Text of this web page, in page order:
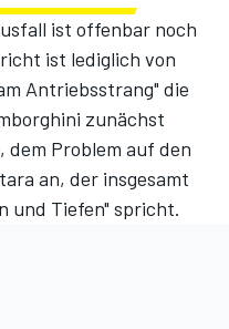
ist offenbar noch
ist lediglich von
Antriebsstrang" die
zunächst
Problem auf den
an, der insgesamt
und Tiefen" spricht.